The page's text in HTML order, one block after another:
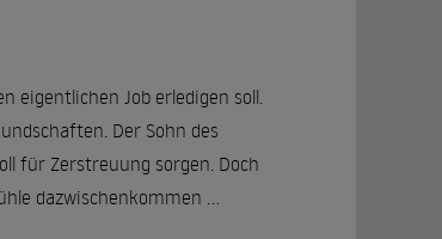
eigentlichen Job erledigen soll.
Der Sohn des
für Zerstreuung sorgen. Doch
dazwischenkommen …